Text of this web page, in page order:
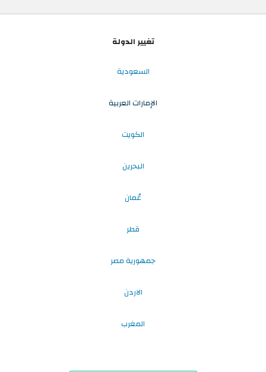
تغيير الدولة
السعودية
الإمارات العربية
الكويت
البحرين
عُمان
قطر
جمهورية مصر
الاردن
المغرب